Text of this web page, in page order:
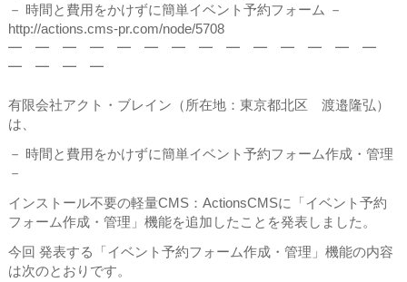
－ 時間と費用をかけずに簡単イベント予約フォーム －
http://actions.cms-pr.com/node/5708
━ ━ ━ ━ ━ ━ ━ ━ ━ ━ ━ ━ ━ ━
━ ━ ━ ━
有限会社アクト・ブレイン（所在地：東京都北区 渡邉隆弘）
は、
－ 時間と費用をかけずに簡単イベント予約フォーム作成・管理
－
インストール不要の軽量CMS：ActionsCMSに「イベント予約
フォーム作成・管理」機能を追加したことを発表しました。
今回 発表する「イベント予約フォーム作成・管理」機能の内容
は次のとおりです。